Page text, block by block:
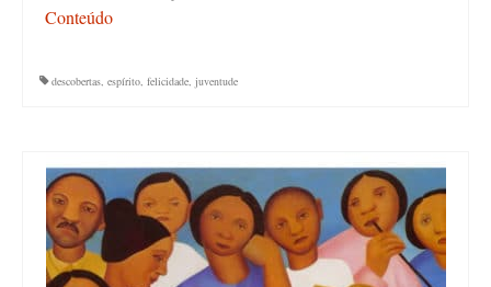
Conteúdo
descobertas, espírito, felicidade, juventude